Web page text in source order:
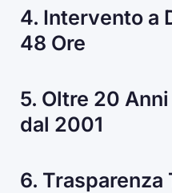
4. Intervento a
48 Ore
5. Oltre 20
dal 2001
6. Trasparenza